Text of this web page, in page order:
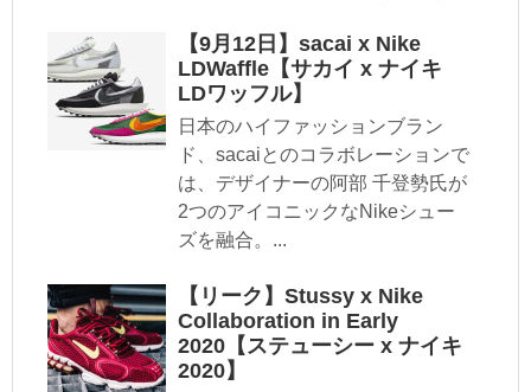
【9月12日】sacai x Nike
LDWaffle【サカイ x ナイキ
LDワッフル】
日本のハイファッションブラン
ド、sacaiとのコラボレーションで
は、デザイナーの阿部 千登勢氏が
2つのアイコニックなNikeシュー
ズを融合。...
【リーク】Stussy x Nike
Collaboration in Early
2020【ステューシー x ナイキ
2020】